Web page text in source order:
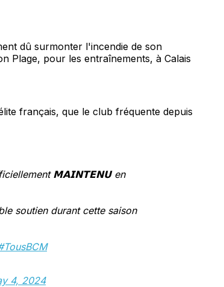
dû surmonter l'incendie de son
Plage, pour les entraînements, à Calais
français, que le club fréquente depuis
𝗠𝗔𝗜𝗡𝗧𝗘𝗡𝗨 en
soutien durant cette saison
4, 2024